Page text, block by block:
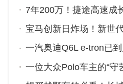
同步电机，YOUNG光小
机，云度π1的最大输出功
更强劲，续航方面，两车
云度π1和YOUNG光
7年200万！捷途高速成
一位大众Polo车主的“守